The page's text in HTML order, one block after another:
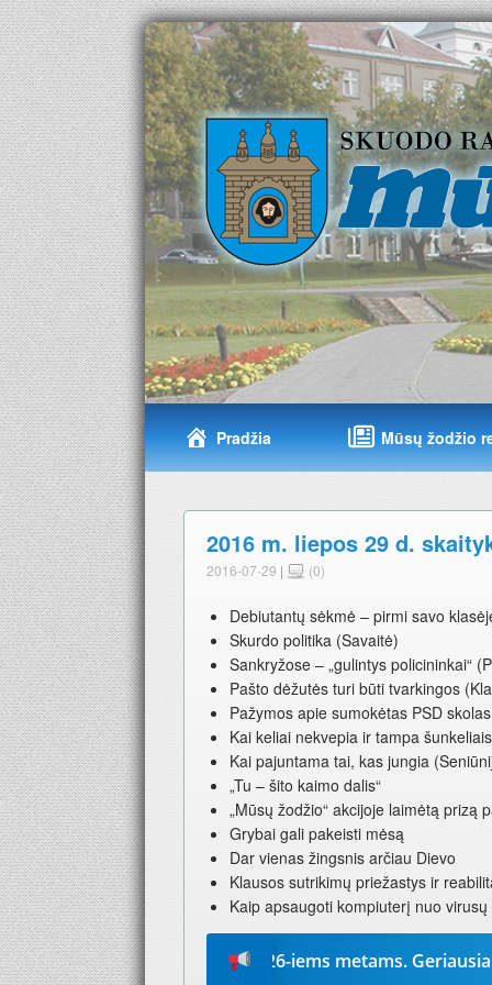
Pradžia Mūsų žodžio
2016 m. liepos 29 d.
2016-07-29 | (0)
Debiutantų sėkmė – pirmi savo
Skurdo politika (Savaitė)
Sankryžose – „gulintys policininkai“
Pašto dėžutės turi būti tvarkingos
Pažymos apie sumokėtas PSD
Kai keliai nekvepia ir tampa
Kai pajuntama tai, kas jungia
„Tu – šito kaimo dalis“
„Mūsų žodžio“ akcijoje laimėtą prizą
Grybai gali pakeisti mėsą
Dar vienas žingsnis arčiau Dievo
Klausos sutrikimų priežastys ir
Kaip apsaugoti kompiuterį nuo virusų
„Mūsų žodį“ 2026-iems metams. Geriausia